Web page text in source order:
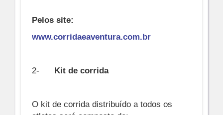
Pelos site:
www.corridaeaventura.com.br
2- Kit de corrida
O kit de corrida distribuído a todos os